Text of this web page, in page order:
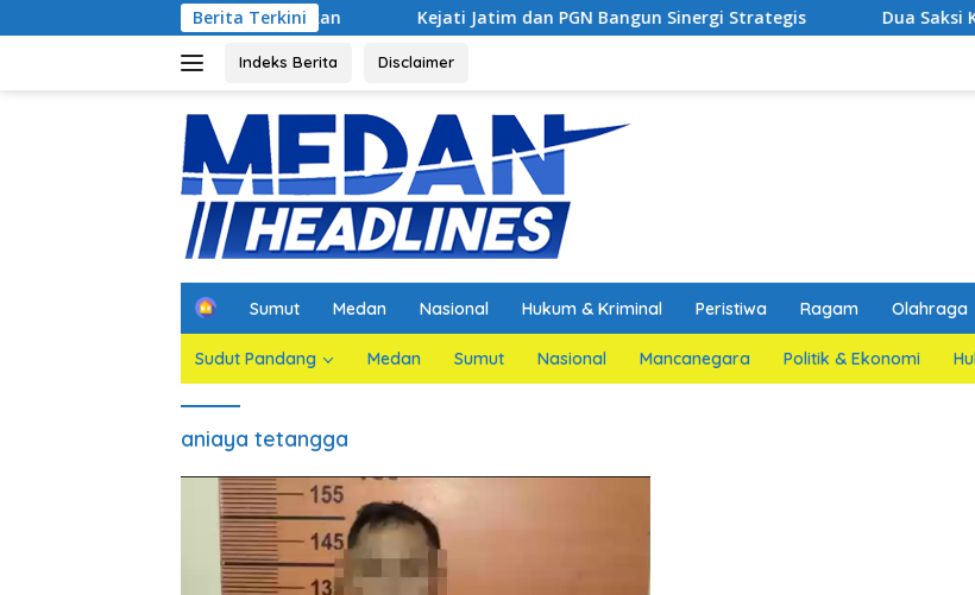
ke
Berita TerkiniKejati Jatim dan PGN Bangun Sinergi Strategis Dua Saksi Kunci Ungkap
Indeks Berita Disclaimer
H
m
e
Sumut Medan Nasional Hukum & Kriminal Peristiwa Ragam Olahraga
Sudut Pandang Medan Sumut Nasional Mancanegara Politik & Ekonomi
aniaya tetangga